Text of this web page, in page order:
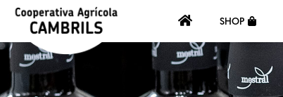
SHOP